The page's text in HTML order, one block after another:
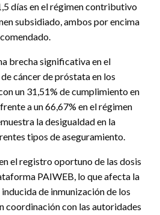
días en el régimen contributivo
subsidiado, ambos por encima
brecha significativa en el
cáncer de próstata en los
un 31,51% de cumplimiento en
a un 66,67% en el régimen
la desigualdad en la
tipos de aseguramiento.
el registro oportuno de las dosis
PAIWEB, lo que afecta la
de inmunización de los
coordinación con las autoridades